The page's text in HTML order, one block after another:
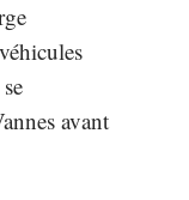
avant